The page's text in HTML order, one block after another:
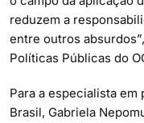
reduzem a
entre outros
Políticas Públicas do
Para a especialista
Brasil, Gabriela